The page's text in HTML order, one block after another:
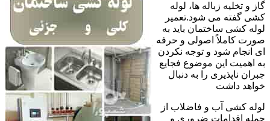
گاز و تخلیه زباله ها، لوله
کشی گفته می شود.تعمیر
لوله کشی ساختمان باید به
صورت کاملاً اصولی و حرفه
ای انجام شود و توجه نکردن
به اهمیت این موضوع فجایع
جبران ناپذیری را به دنبال
خواهد داشت
لوله کشی آب و فاضلاب از
جمله اقدامات ضروری و